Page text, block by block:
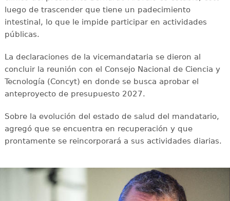
luego de trascender que tiene un padecimiento
intestinal, lo que le impide participar en actividades
públicas.
La declaraciones de la vicemandataria se dieron al
concluir la reunión con el Consejo Nacional de Ciencia y
Tecnología (Concyt) en donde se busca aprobar el
anteproyecto de presupuesto 2027.
Sobre la evolución del estado de salud del mandatario,
agregó que se encuentra en recuperación y que
prontamente se reincorporará a sus actividades diarias.